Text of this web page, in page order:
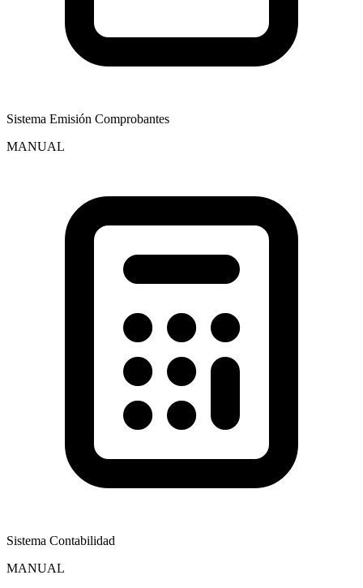
Sistema Emisión Comprobantes
MANUAL
Sistema Contabilidad
MANUAL